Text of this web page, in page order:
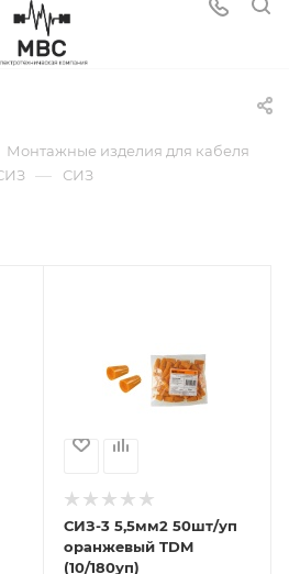
Монтажные изделия для кабеля
— СИЗ
СИЗ-3 5,5мм2 50шт/уп
оранжевый TDM
(10/180уп)